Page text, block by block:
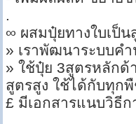
.
∞ ผสมปุ๋ยทางใบเป็
» เราพัฒนาระบบค
» ใช้ปุ๋ย 3สูตรหลัก
สูตรสูง ใช้ได้กับทุก
£ มีเอกสารแนบวิธีก